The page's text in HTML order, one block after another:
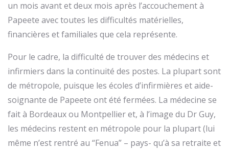
un mois avant et deux mois après l’accouchement à
Papeete avec toutes les difficultés matérielles,
financières et familiales que cela représente.
Pour le cadre, la difficulté de trouver des médecins et
infirmiers dans la continuité des postes. La plupart sont
de métropole, puisque les écoles d’infirmières et aide-
soignante de Papeete ont été fermées. La médecine se
fait à Bordeaux ou Montpellier et, à l’image du Dr Guy,
les médecins restent en métropole pour la plupart (lui
même n’est rentré au “Fenua” – pays- qu’à sa retraite et